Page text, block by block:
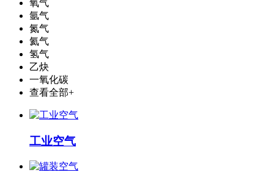
氧气
氩气
氮气
氦气
氢气
乙炔
一氧化碳
查看全部+
工业空气